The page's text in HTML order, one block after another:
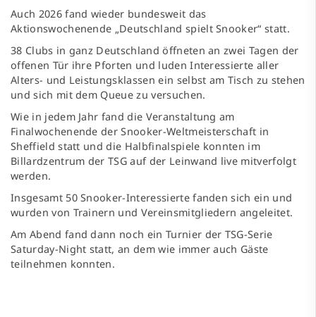
Auch 2026 fand wieder bundesweit das
Aktionswochenende „Deutschland spielt Snooker“ statt.
38 Clubs in ganz Deutschland öffneten an zwei Tagen der
offenen Tür ihre Pforten und luden Interessierte aller
Alters- und Leistungsklassen ein selbst am Tisch zu stehen
und sich mit dem Queue zu versuchen.
Wie in jedem Jahr fand die Veranstaltung am
Finalwochenende der Snooker-Weltmeisterschaft in
Sheffield statt und die Halbfinalspiele konnten im
Billardzentrum der TSG auf der Leinwand live mitverfolgt
werden.
Insgesamt 50 Snooker-Interessierte fanden sich ein und
wurden von Trainern und Vereinsmitgliedern angeleitet.
Am Abend fand dann noch ein Turnier der TSG-Serie
Saturday-Night statt, an dem wie immer auch Gäste
teilnehmen konnten.